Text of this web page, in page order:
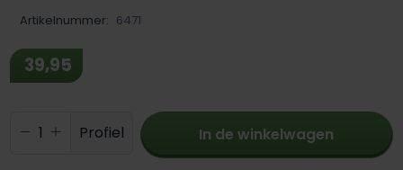
Artikelnummer: 6471
39,95
Producthoeveelheid: Voer de
Profiel In de winkelwagen